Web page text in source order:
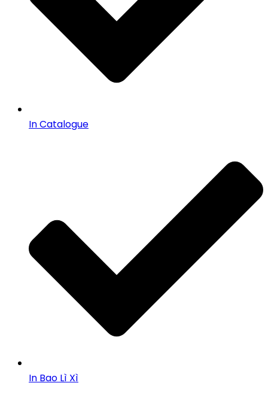
In Catalogue
In Bao Lì Xì